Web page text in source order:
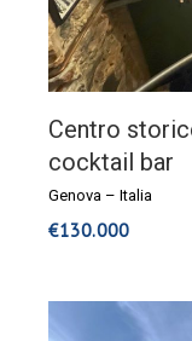
Centro
cocktail bar
Genova – Italia
€130.000